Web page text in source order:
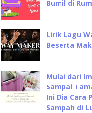
Bumil di
Lirik Lagu
Beserta
Mulai dari
Sampai
Ini Dia Cara
Sampah di